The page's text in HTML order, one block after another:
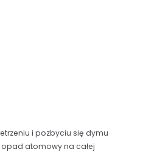
i pozbyciu się dymu
atomowy na całej